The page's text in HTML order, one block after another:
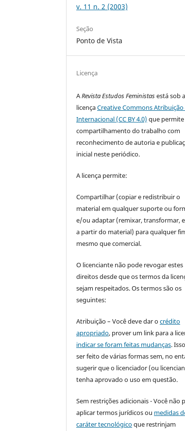
v. 11 n. 2 (2003)
Seção
Ponto de Vista
Licença
ARevista Estudos Feministasestá sob a
licençaCreative Commons Atribuição
Internacional (CC BY 4.0) que
compartilhamento do trabalho com
reconhecimento de autoria e
inicial neste periódico.
A licença permite:
Compartilhar (copiar e redistribuir o
material em qualquer suporte ou
e/ou adaptar (remixar, transformar,
a partir do material) para qualquer
mesmo que comercial.
O licenciante não pode revogar estes
direitos desde que os termos da
sejam respeitados. Os termos são os
seguintes:
Atribuição – Você deve dar ocrédito
apropriado, prover um link para a
indicar se foram feitas mudanças.
ser feito de várias formas sem, no
sugerir que o licenciador (ou
tenha aprovado o uso em questão.
Sem restrições adicionais - Você não
aplicar termos jurídicos ou medidas
caráter tecnológicoque restrinjam